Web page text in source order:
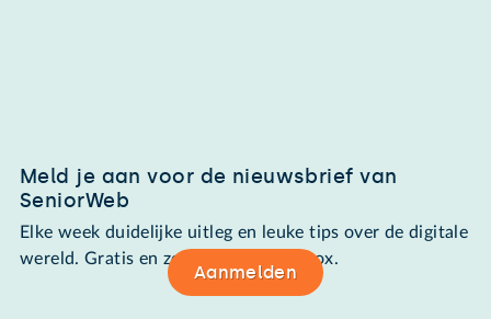
Meld je aan voor de nieuwsbrief van
SeniorWeb
Elke week duidelijke uitleg en leuke tips over de digitale
wereld. Gratis en zomaar in de mailbox.
Aanmelden